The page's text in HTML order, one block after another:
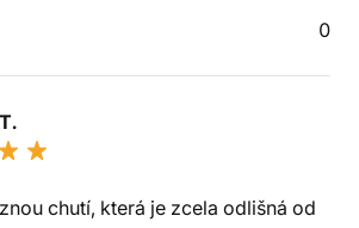
0
chutí, která je zcela odlišná od